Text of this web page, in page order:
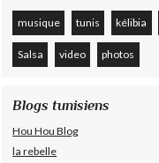
musique tunis kélibia
Salsa video photos
Blogs tunisiens
Hou Hou Blog
la rebelle